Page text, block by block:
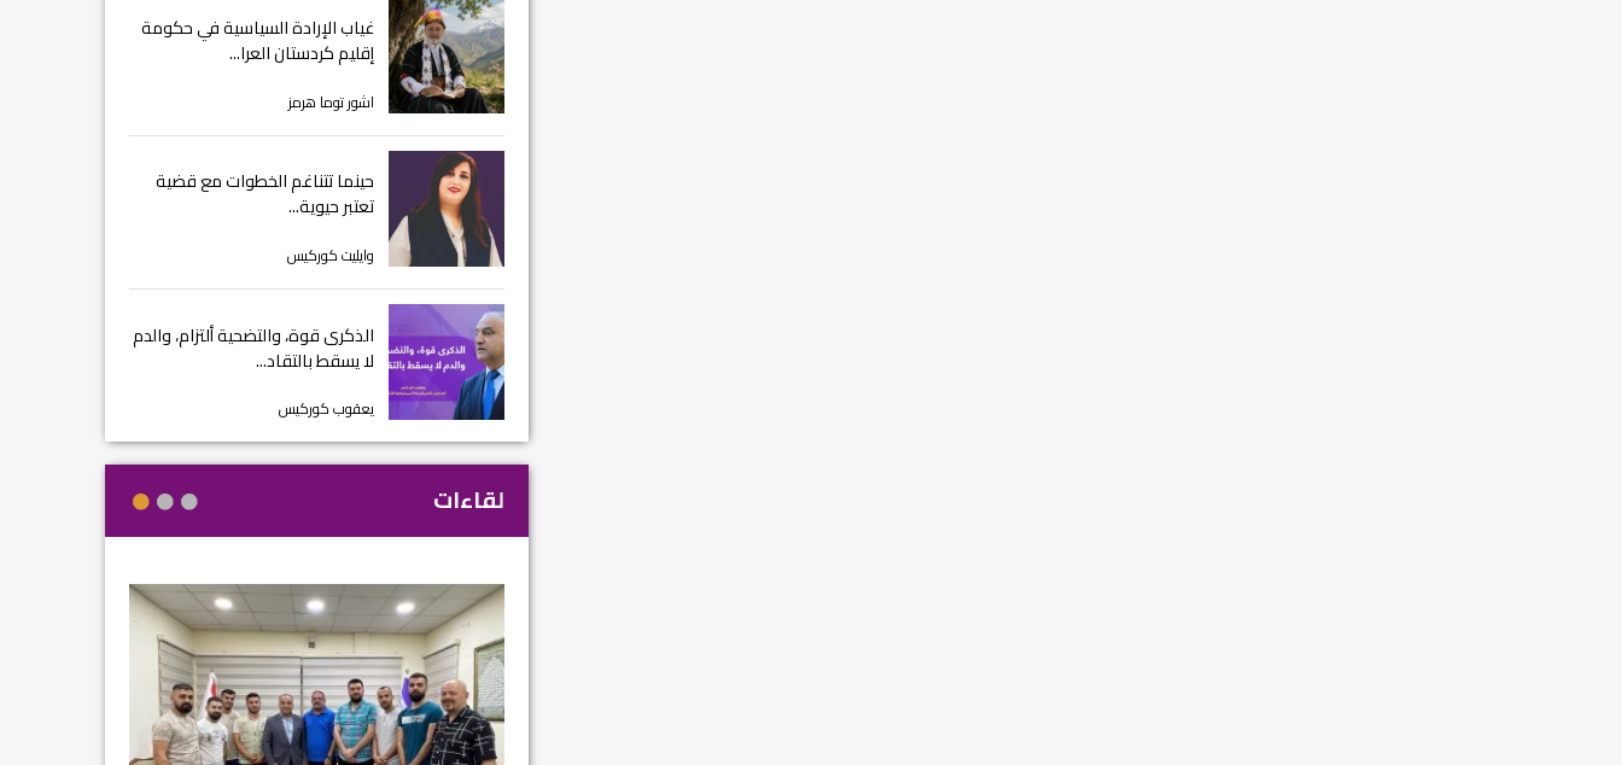
غياب الإرادة السياسية في حكومة
إقليم كردستان العرا...
اشور توما هرمز
حينما تتناغم الخطوات مع قضية
تعتبر حيوية...
وايليت كوركيس
الذكرى قوة، والتضحية ألتزام، والدم
لا يسقط بالتقاد...
يعقوب كوركيس
لقاءات